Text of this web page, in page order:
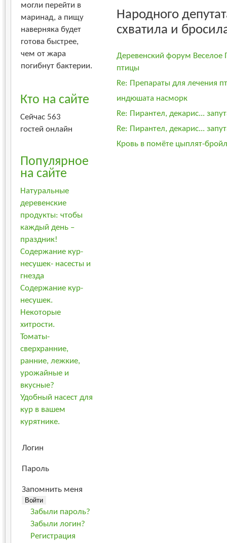
могли перейти в
маринад, а пищу
наверняка будет
готова быстрее,
чем от жара
погибнут бактерии.
Кто на сайте
Сейчас 563
гостей онлайн
Популярное
на сайте
Натуральные
деревенские
продукты: чтобы
каждый день –
праздник!
Содержание кур-
несушек- насесты и
гнезда
Содержание кур-
несушек.
Некоторые
хитрости.
Томаты-
сверхранние,
ранние, лежкие,
урожайные и
вкусные?
Удобный насест для
кур в вашем
курятнике.
Логин
Пароль
Запомнить меня
Забыли пароль?
Забыли логин?
Регистрация
Народного
схватила и
Деревенский форум
птицы
Re: Препараты для лечения
индюшата насморк
Re: Пирантел, декарис...
Re: Пирантел, декарис...
Кровь в помёте цыплят-